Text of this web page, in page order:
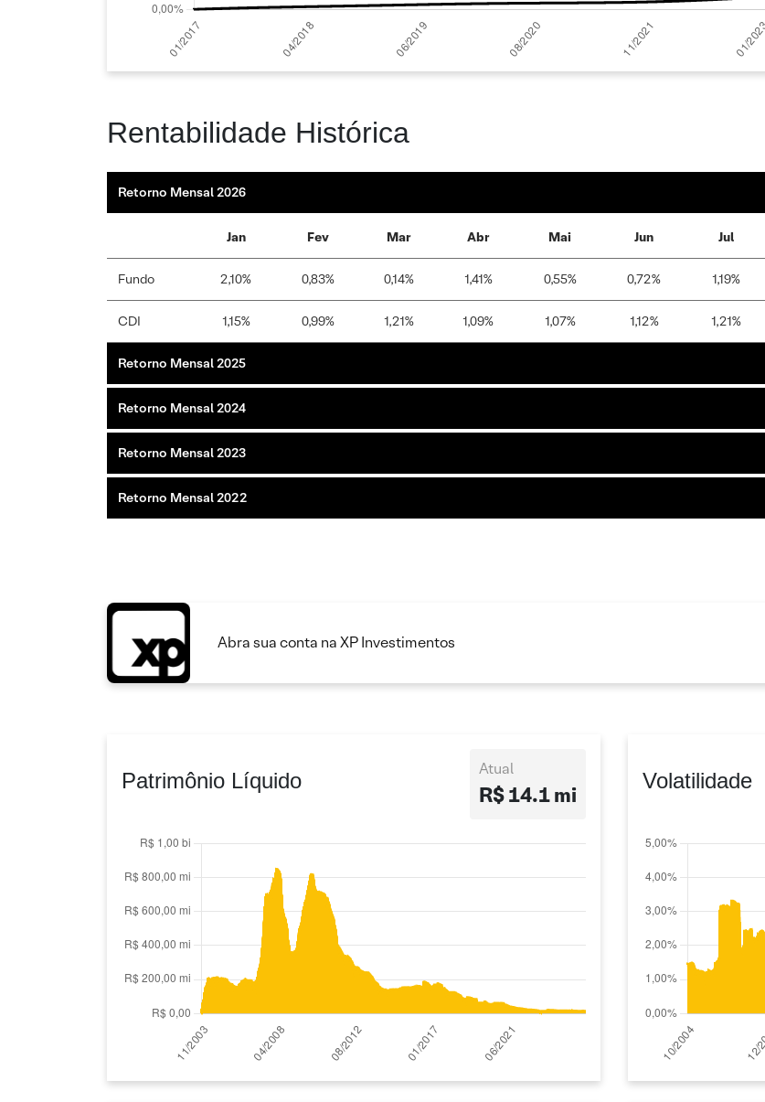
Rentabilidade Histórica
Retorno Mensal 2026
Jan Fev Mar Abr Mai Jun Jul
Fundo 2,10% 0,83% 0,14% 1,41% 0,55% 0,72% 1,19%
CDI 1,15% 0,99% 1,21% 1,09% 1,07% 1,12% 1,21%
Retorno Mensal 2025
Retorno Mensal 2024
Retorno Mensal 2023
Retorno Mensal 2022
Abra sua conta na XP Investimentos
Patrimônio Líquido Atual
R$ 14.1 mi
Volatilidade